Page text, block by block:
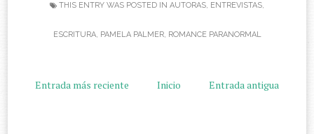
THIS ENTRY WAS POSTED IN AUTORAS, ENTREVISTAS,
ESCRITURA, PAMELA PALMER, ROMANCE PARANORMAL
Entrada más reciente Entrada antigua
Inicio